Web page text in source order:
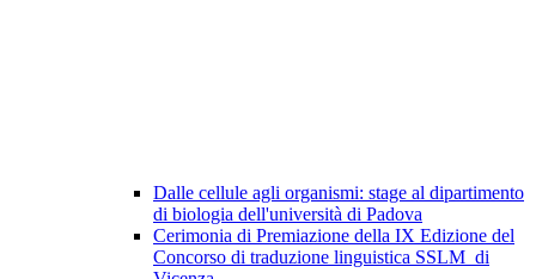
Dalle cellule agli organismi: stage al dipartimento
di biologia dell'università di Padova
Cerimonia di Premiazione della IX Edizione del
Concorso di traduzione linguistica SSLM di